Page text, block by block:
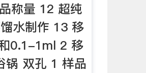
称量 12 超纯
水制作 13 移
0.1-1ml 2 移
锅 双孔 1 样品